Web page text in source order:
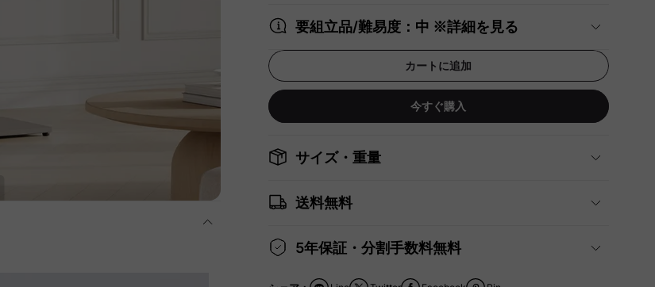
要組立品/難易度：中 ※詳細を見る
カートに追加
今すぐ購入
サイズ・重量
送料無料
5年保証・分割手数料無料